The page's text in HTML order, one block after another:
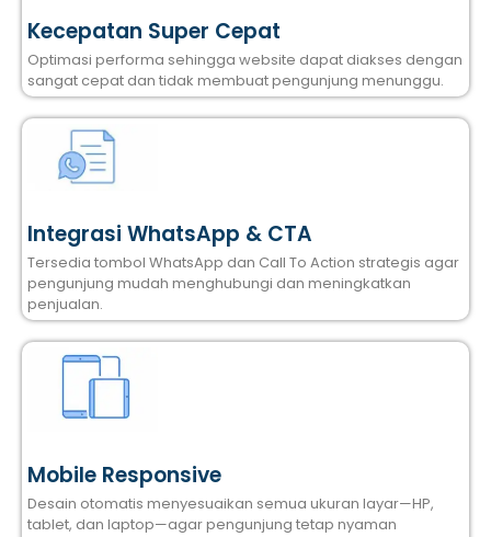
Kecepatan Super Cepat
Optimasi performa sehingga website dapat diakses dengan
sangat cepat dan tidak membuat pengunjung menunggu.
Integrasi WhatsApp & CTA
Tersedia tombol WhatsApp dan Call To Action strategis agar
pengunjung mudah menghubungi dan meningkatkan
penjualan.
Mobile Responsive
Desain otomatis menyesuaikan semua ukuran layar—HP,
tablet, dan laptop—agar pengunjung tetap nyaman